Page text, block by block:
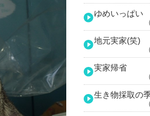
ゆめいっぱい
地元実家(笑)
実家帰省
生き物採取の